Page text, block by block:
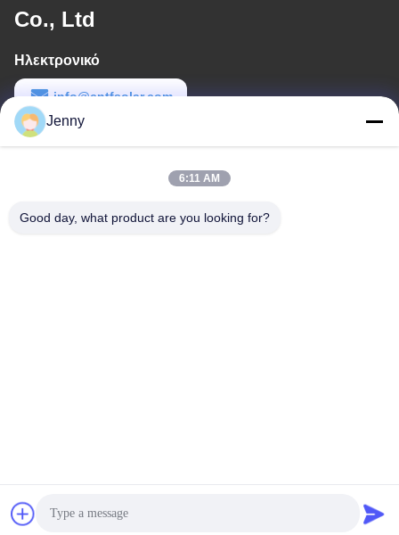
Co., Ltd
Ηλεκτρονικό
info@cntfsolar.com
Εργασιακό χρόνο
Πολιτική απορρήτου
Jenny
6:11 AM
Good day, what product are you looking for?